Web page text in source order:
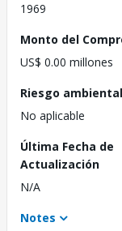
1969
Monto del
US$ 0.00 millones
Riesgo
No aplicable
Última Fecha de
Actualización
N/A
Notes